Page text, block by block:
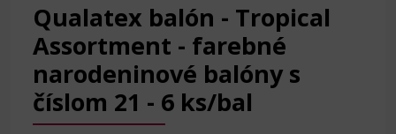
Qualatex balón - Tropical
Assortment - farebné
narodeninové balóny s
číslom 21 - 6 ks/bal